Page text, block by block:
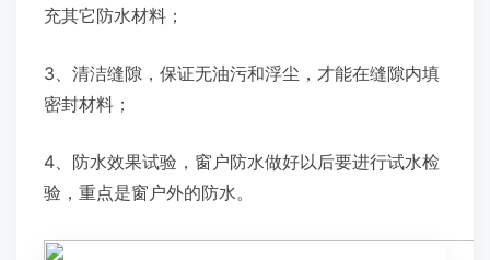
充其它防水材料；
3、清洁缝隙，保证无油污和浮尘，才能在缝隙内填
密封材料；
4、防水效果试验，窗户防水做好以后要进行试水检
验，重点是窗户外的防水。